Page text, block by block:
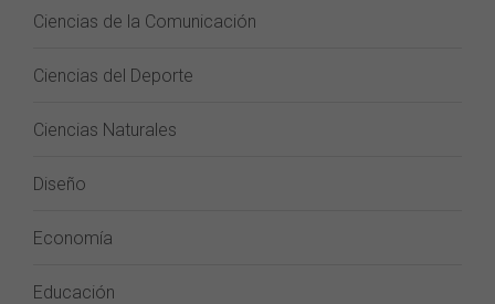
Ciencias de la Comunicación
Ciencias del Deporte
Ciencias Naturales
Diseño
Economía
Educación